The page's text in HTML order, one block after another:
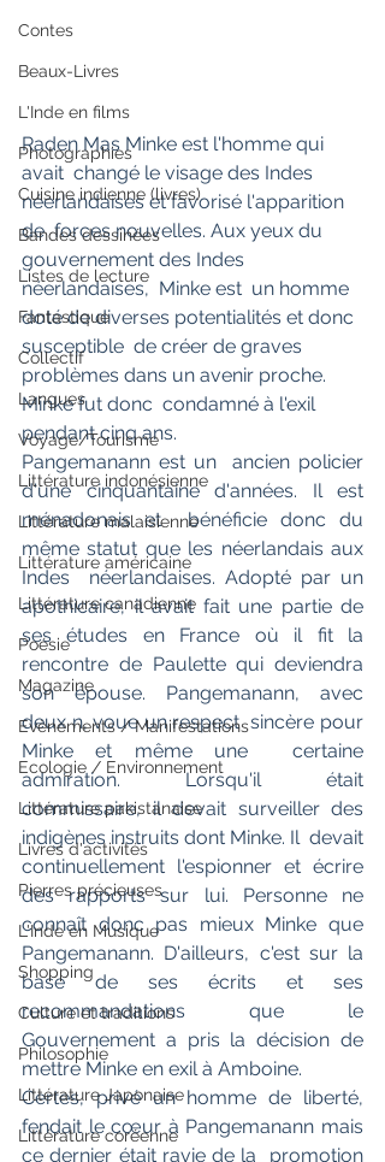
Contes
Beaux-Livres
L'Inde en films
Photographies
Cuisine indienne (livres)
Bandes dessinées
Listes de lecture
Fantastique
Collectif
Langues
Voyage/Tourisme
Littérature indonésienne
Littérature malaisienne
Littérature américaine
Littérature canadienne
Poésie
Magazine
Evènements / Manifestations
Ecologie / Environnement
Littérature pakistanaise
Livres d'activités
Pierres précieuses
L'Inde en Musique
Shopping
Culture et traditions
Philosophie
Littérature Japonaise
Littérature coréenne
Raden Mas Minke est l'homme qui
avait  changé le visage des Indes
néerlandaises et favorisé l'apparition
de  forces nouvelles. Aux yeux du
gouvernement des Indes
néerlandaises,  Minke est  un homme
doté de diverses potentialités et donc
susceptible  de créer de graves
problèmes dans un avenir proche.
Minke fut donc  condamné à l'exil
pendant cinq ans.
Pangemanann est un  ancien policier
d'une cinquantaine d'années. Il est
ménadonais et  bénéficie donc du
même statut que les néerlandais aux
Indes  néerlandaises. Adopté par un
apothicaire, il avait fait une partie de
ses études en France où il fit la
rencontre de Paulette qui deviendra
son épouse. Pangemanann, avec
deux n, voue un respect  sincère pour
Minke et même une  certaine
admiration. Lorsqu'il était
commissaire, il devait surveiller des
indigènes instruits dont Minke. Il  devait
continuellement l'espionner et écrire
des rapports sur lui. Personne ne
connaît donc pas mieux Minke que
Pangemanann. D'ailleurs, c'est sur la
base de ses écrits et ses
recommandations que le
Gouvernement a pris la décision de
mettre Minke en exil à Amboine.
Certes, privé un homme de liberté,
fendait le cœur à Pangemanann mais
ce dernier était ravie de la  promotion